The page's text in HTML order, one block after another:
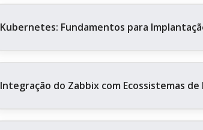
Kubernetes: Fundamentos para
Integração do Zabbix com Ecossistemas de